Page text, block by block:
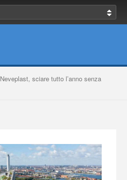
Neveplast, sciare tutto l’anno senza